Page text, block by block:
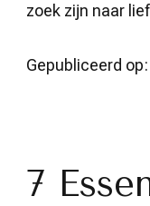
zoek zijn naar
Gepubliceerd
7